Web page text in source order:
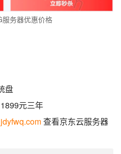
服务器优惠价格
盘
元三年
jdyfwq.com查看京东云服务器